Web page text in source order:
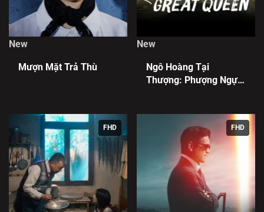
New
Mượn Mặt Trả Thù
New
Ngô Hoàng Tại
Thượng: Phượng Ngự
FHD FHD